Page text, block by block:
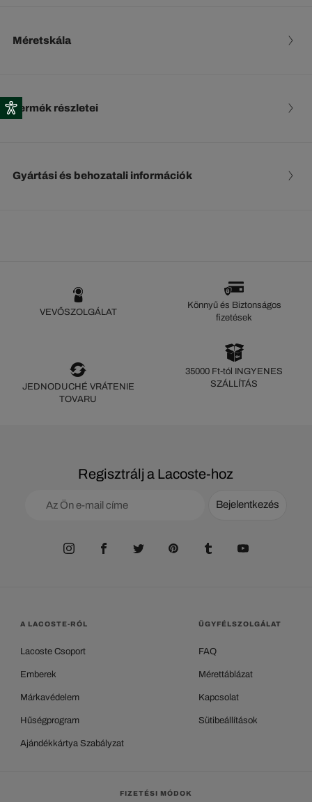
Méretskála
Termék részletei
Gyártási és behozatali információk
VEVŐSZOLGÁLAT
Könnyű és Biztonságos
fizetések
JEDNODUCHÉ VRÁTENIE
TOVARU
35000 Ft-tól INGYENES
SZÁLLÍTÁS
Regisztrálj a Lacoste-hoz
Bejelentkezés
A LACOSTE-RÓL
Lacoste Csoport
Emberek
Márkavédelem
Hűségprogram
Ajándékkártya Szabályzat
ÜGYFÉLSZOLGÁLAT
FAQ
Mérettáblázat
Kapcsolat
Sütibeállítások
FIZETÉSI MÓDOK